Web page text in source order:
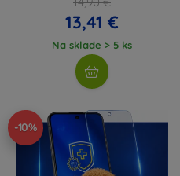
13,41 €
Na sklade > 5 ks
-10%